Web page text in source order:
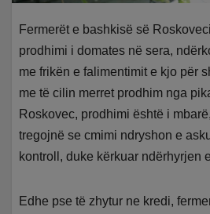
Fermerët e bashkisë së
prodhimi i domates në sera,
me frikën e falimentimit e kjo për
me të cilin merret prodhim nga
Roskovec, prodhimi është i
tregojnë se cmimi ndryshon e
kontroll, duke kërkuar ndërhyrjen
Edhe pse të zhytur ne kredi,